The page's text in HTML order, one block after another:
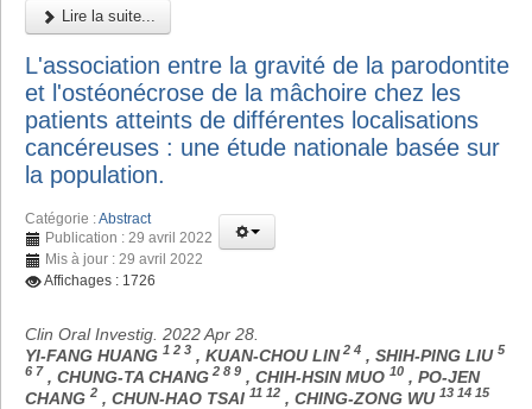
Lire la suite...
L'association entre la gravité de la parodontite
et l'ostéonécrose de la mâchoire chez les
patients atteints de différentes localisations
cancéreuses : une étude nationale basée sur
la population.
Catégorie :Abstract
Publication : 29 avril 2022
Mis à jour : 29 avril 2022
Affichages : 1726
Clin Oral Investig. 2022 Apr 28.
YI-FANG HUANG 1 2 3 , KUAN-CHOU LIN2 4 , SHIH-PING LIU 5
6 7 , CHUNG-TA CHANG 2 8 9 , CHIH-HSIN MUO 10 , PO-JEN
CHANG 2 , CHUN-HAO TSAI 11 12 , CHING-ZONG WU 13 14 15